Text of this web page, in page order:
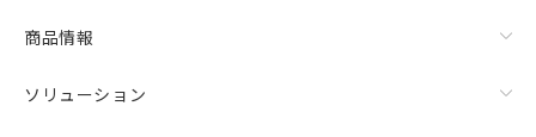
商品情報
ソリューション